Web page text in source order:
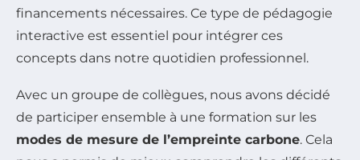
financements nécessaires. Ce type de pédagogie
interactive est essentiel pour intégrer ces
concepts dans notre quotidien professionnel.
Avec un groupe de collègues, nous avons décidé
de participer ensemble à une formation sur les
modes de mesure de l’empreinte carbone. Cela